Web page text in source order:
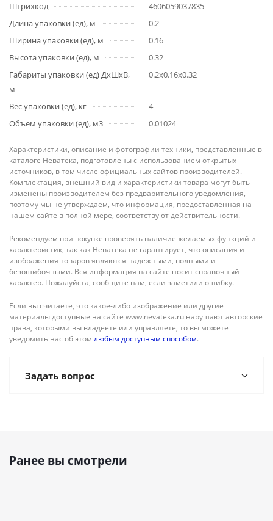
Штрихкод
4606059037835
Длина упаковки (ед), м
0.2
Ширина упаковки (ед), м
0.16
Высота упаковки (ед), м
0.32
Габариты упаковки (ед) ДхШхВ,
м
0.2x0.16x0.32
Вес упаковки (ед), кг
4
Объем упаковки (ед), м3
0.01024
Характеристики, описание и фотографии техники, представленные в
каталоге Неватека, подготовлены с использованием открытых
источников, в том числе официальных сайтов производителей.
Комплектация, внешний вид и характеристики товара могут быть
изменены производителем без предварительного уведомления,
поэтому мы не утверждаем, что информация, предоставленная на
нашем сайте в полной мере, соответствуют действительности.
Рекомендуем при покупке проверять наличие желаемых функций и
характеристик, так как Неватека не гарантирует, что описания и
изображения товаров являются надежными, полными и
безошибочными. Вся информация на сайте носит справочный
характер. Пожалуйста, сообщите нам, если заметили ошибку.
Если вы считаете, что какое-либо изображение или другие
материалы доступные на сайте www.nevateka.ru нарушают авторские
права, которыми вы владеете или управляете, то вы можете
уведомить нас об этом любым доступным способом.
Задать вопрос
Ранее вы смотрели